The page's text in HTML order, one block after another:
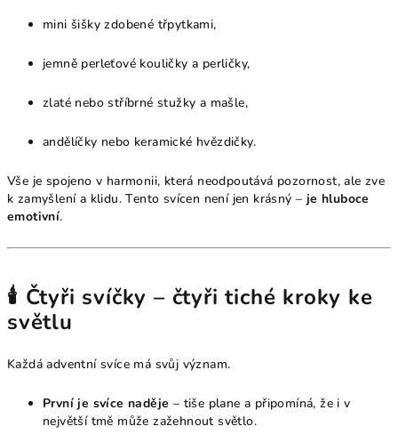
mini šišky zdobené třpytkami,
jemně perleťové kouličky a perličky,
zlaté nebo stříbrné stužky a mašle,
andělíčky nebo keramické hvězdičky.
Vše je spojeno v harmonii, která neodpoutává pozornost, ale zve
k zamyšlení a klidu. Tento svícen není jen krásný – je hluboce
emotivní.
🕯️ Čtyři svíčky – čtyři tiché kroky ke
světlu
Každá adventní svíce má svůj význam.
První je svíce naděje – tiše plane a připomíná, že i v
největší tmě může zažehnout světlo.